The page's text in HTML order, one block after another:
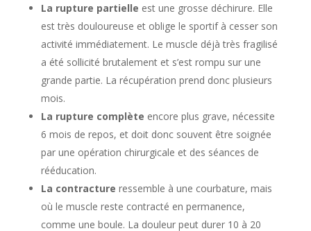
La rupture partielle est une grosse déchirure. Elle
est très douloureuse et oblige le sportif à cesser son
activité immédiatement. Le muscle déjà très fragilisé
a été sollicité brutalement et s’est rompu sur une
grande partie. La récupération prend donc plusieurs
mois.
La rupture complète encore plus grave, nécessite
6 mois de repos, et doit donc souvent être soignée
par une opération chirurgicale et des séances de
rééducation.
La contracture ressemble à une courbature, mais
où le muscle reste contracté en permanence,
comme une boule. La douleur peut durer 10 à 20